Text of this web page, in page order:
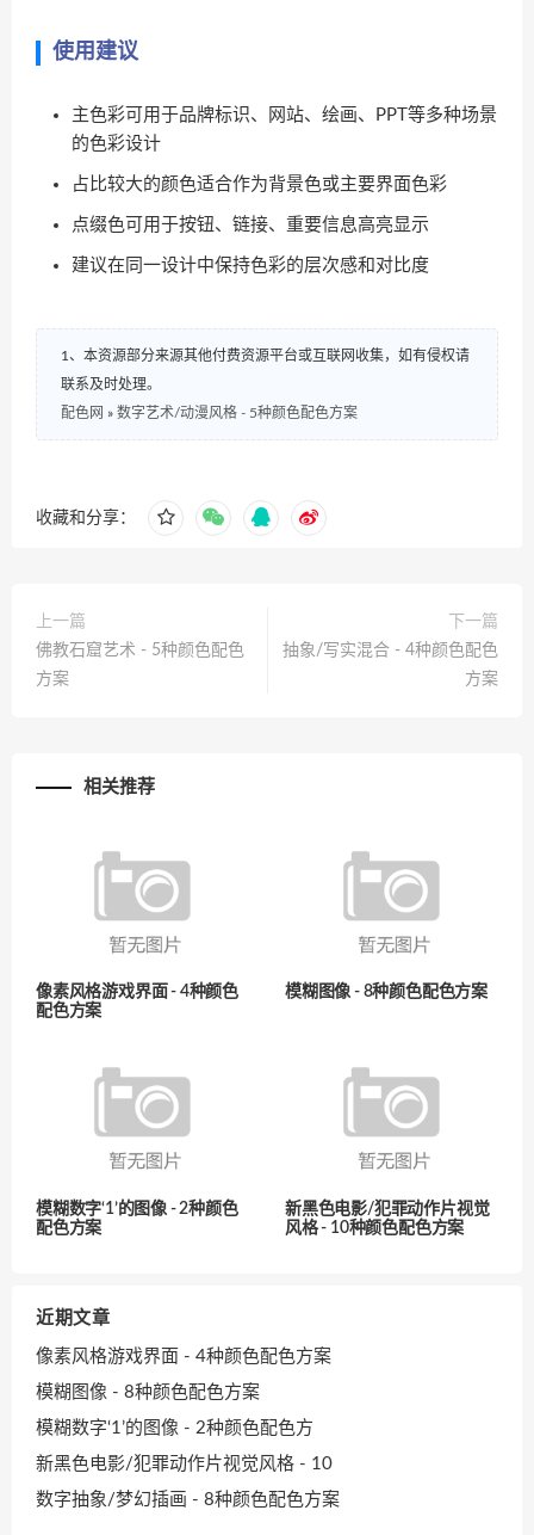
使用建议
主色彩可用于品牌标识、网站、绘画、PPT等多种场景
的色彩设计
占比较大的颜色适合作为背景色或主要界面色彩
点缀色可用于按钮、链接、重要信息高亮显示
建议在同一设计中保持色彩的层次感和对比度
1、本资源部分来源其他付费资源平台或互联网收集，如有侵权请
联系及时处理。
配色网 » 数字艺术/动漫风格 - 5种颜色配色方案
收藏和分享：
上一篇
佛教石窟艺术 - 5种颜色配色
方案
下一篇
抽象/写实混合 - 4种颜色配色
方案
相关推荐
像素风格游戏界面 - 4种颜色
配色方案
模糊图像 - 8种颜色配色方案
模糊数字‘1’的图像 - 2种颜色
配色方案
新黑色电影/犯罪动作片视觉
风格 - 10种颜色配色方案
近期文章
像素风格游戏界面 - 4种颜色配色方案
模糊图像 - 8种颜色配色方案
模糊数字‘1’的图像 - 2种颜色配色方
新黑色电影/犯罪动作片视觉风格 - 10
数字抽象/梦幻插画 - 8种颜色配色方案